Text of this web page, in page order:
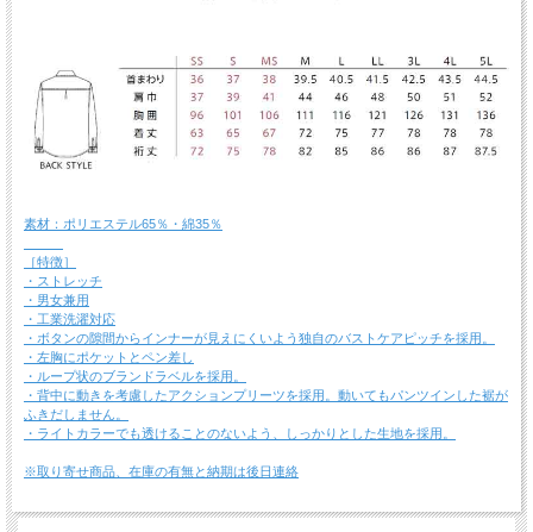
素材：ポリエステル65％・綿35％
［特徴］
・ストレッチ
・男女兼用
・工業洗濯対応
・ボタンの隙間からインナーが見えにくいよう独自のバストケアピッチを採用。
・左胸にポケットとペン差し
・ループ状のブランドラベルを採用。
・背中に動きを考慮したアクションプリーツを採用。動いてもパンツインした裾が
ふきだしません。
・ライトカラーでも透けることのないよう、しっかりとした生地を採用。
※取り寄せ商品、在庫の有無と納期は後日連絡